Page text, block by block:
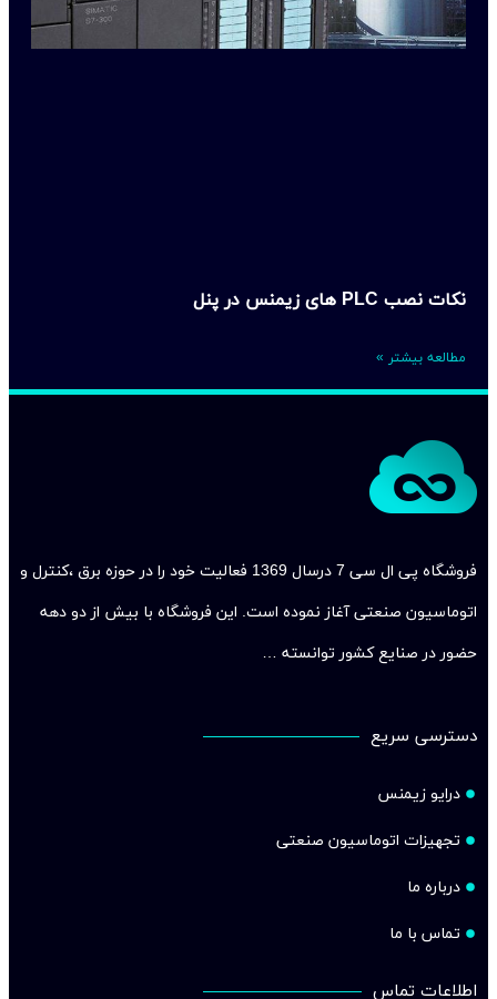
نکات نصب PLC های زیمنس در پنل
مطالعه بیشتر »
فروشگاه پی ال سی 7 درسال 1369 فعالیت خود را در حوزه برق ،کنترل و
اتوماسیون صنعتی آغاز نموده است. این فروشگاه با بیش از دو دهه
حضور در صنایع کشور توانسته …
دسترسی سریع
درایو زیمنس
تجهیزات اتوماسیون صنعتی
درباره ما
تماس با ما
اطلاعات تماس